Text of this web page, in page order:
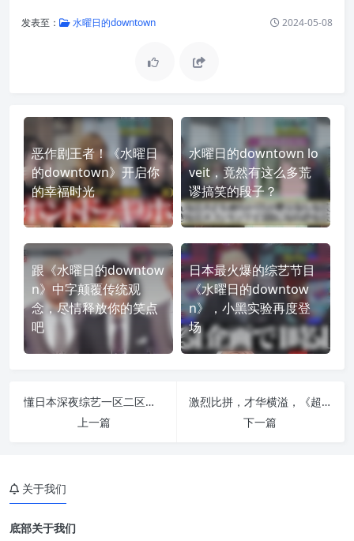
发表至： 水曜日的downtown 2024-05-08
恶作剧王者！《水曜日
的downtown》开启你
的幸福时光
水曜日的downtown lo
veit，竟然有这么多荒
谬搞笑的段子？
跟《水曜日的downtow
n》中字颠覆传统观
念，尽情释放你的笑点
吧
日本最火爆的综艺节目
《水曜日的downtow
n》，小黑实验再度登
场
懂日本深夜综艺一区二区每个细节，享受感官盛宴
上一篇
激烈比拼，才华横溢，《超级变变变》全集尽在观看哦~
下一篇
关于我们
底部关于我们